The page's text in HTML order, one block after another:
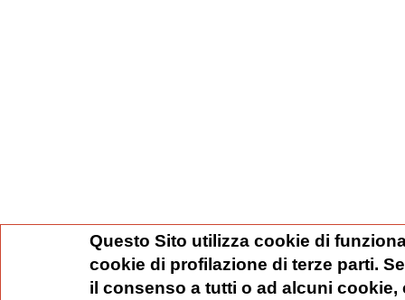
Questo Sito utilizza cookie di
cookie di profilazione di terze parti.
il consenso a tutti o ad alcuni